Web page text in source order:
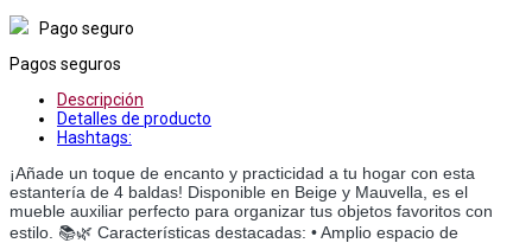
Pago seguro
Pagos seguros
Descripción
Detalles de producto
Hashtags:
¡Añade un toque de encanto y practicidad a tu hogar con esta
estantería de 4 baldas! Disponible en Beige y Mauvella, es el
mueble auxiliar perfecto para organizar tus objetos favoritos con
estilo. 📚🌿 Características destacadas: • Amplio espacio de